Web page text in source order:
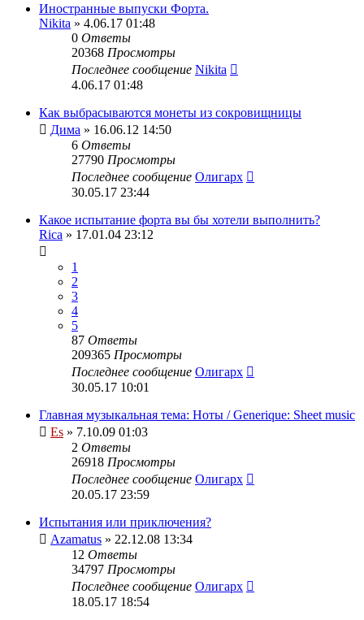
Иностранные выпуски Форта.
Nikita » 4.06.17 01:48
0 Ответы
20368 Просмотры
Последнее сообщение Nikita
4.06.17 01:48
Как выбрасываются монеты из сокровищницы
Дима » 16.06.12 14:50
6 Ответы
27790 Просмотры
Последнее сообщение Олигарх
30.05.17 23:44
Какое испытание форта вы бы хотели выполнить?
Rica » 17.01.04 23:12
1
2
3
4
5
87 Ответы
209365 Просмотры
Последнее сообщение Олигарх
30.05.17 10:01
Главная музыкальная тема: Ноты / Generique: Sheet music
Es » 7.10.09 01:03
2 Ответы
26918 Просмотры
Последнее сообщение Олигарх
20.05.17 23:59
Испытания или приключения?
Azamatus » 22.12.08 13:34
12 Ответы
34797 Просмотры
Последнее сообщение Олигарх
18.05.17 18:54